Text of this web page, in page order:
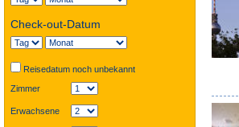
Check-out-Datum
Reisedatum noch unbekannt
Zimmer
Erwachsene